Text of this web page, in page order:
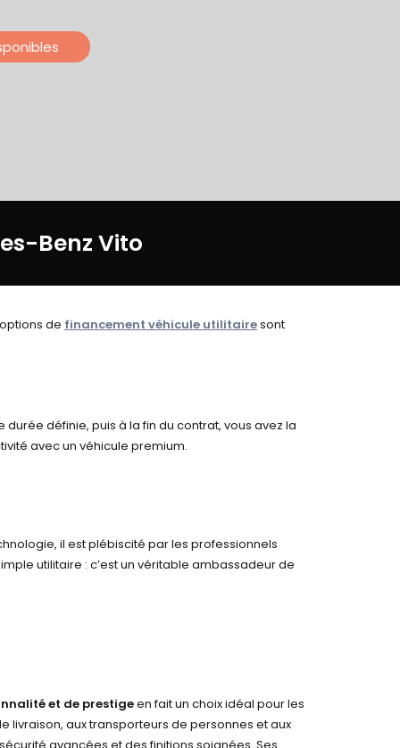
Benz Vito
de financement véhicule utilitairesont
définie, puis à la fin du contrat, vous avez la
avec un véhicule premium.
il est plébiscité par les professionnels
utilitaire : c’est un véritable ambassadeur de
et de prestigeen fait un choix idéal pour les
livraison, aux transporteurs de personnes et aux